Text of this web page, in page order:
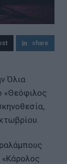
share
Όλια
«Θεόφιλος
«Κάρολος